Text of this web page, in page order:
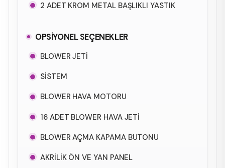
2 ADET KROM METAL BAŞLIKLI YASTIK
OPSİYONEL SEÇENEKLER
BLOWER JETİ
SİSTEM
BLOWER HAVA MOTORU
16 ADET BLOWER HAVA JETİ
BLOWER AÇMA KAPAMA BUTONU
AKRİLİK ÖN VE YAN PANEL